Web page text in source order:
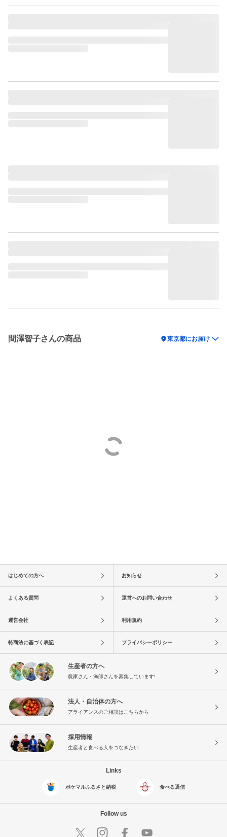
間澤智子さんの商品 location_on東京都にお届け
はじめての方へ お知らせ
よくある質問 運営へのお問い合わせ
運営会社 利用規約
特商法に基づく表記 プライバシーポリシー
生産者の方へ
農家さん・漁師さんを募集しています!
法人・自治体の方へ
アライアンスのご相談はこちらから
採用情報
生産者と食べる人をつなぎたい
Links
ポケマルふるさと納税 食べる通信
Follow us